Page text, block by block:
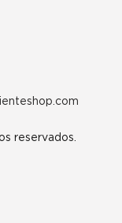
reservados.